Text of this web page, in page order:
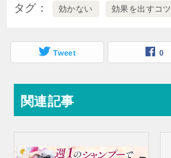
タグ 効かない 効果を出すコツ
Tweet 0
関連記事